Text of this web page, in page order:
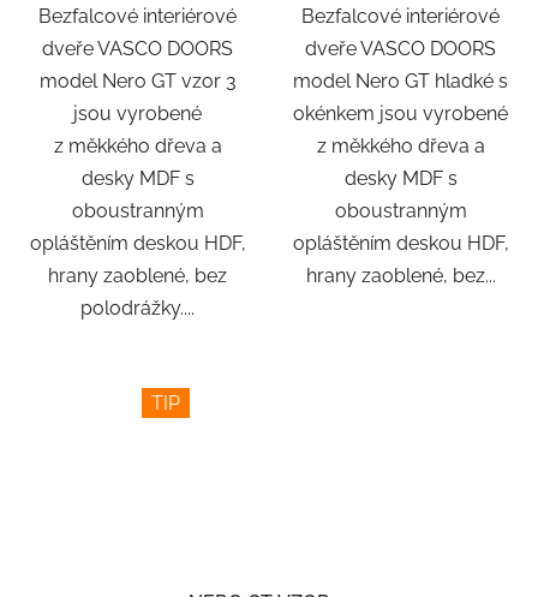
Bezfalcové interiérové
dveře VASCO DOORS
model Nero GT vzor 3
jsou vyrobené
z měkkého dřeva a
desky MDF s
oboustranným
opláštěním deskou HDF,
hrany zaoblené, bez
polodrážky....
Bezfalcové interiérové
dveře VASCO DOORS
model Nero GT hladké s
okénkem jsou vyrobené
z měkkého dřeva a
desky MDF s
oboustranným
opláštěním deskou HDF,
hrany zaoblené, bez...
TIP